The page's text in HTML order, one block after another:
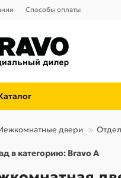
Способы оплаты
двери
в категорию: Bravo A